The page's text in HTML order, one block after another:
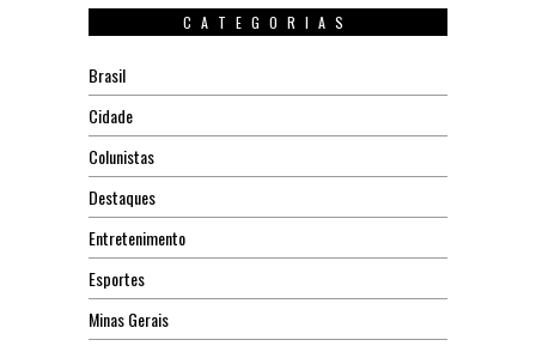
CATEGORIAS
Brasil
Cidade
Colunistas
Destaques
Entretenimento
Esportes
Minas Gerais